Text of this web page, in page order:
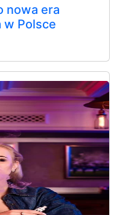
nowa era
w Polsce